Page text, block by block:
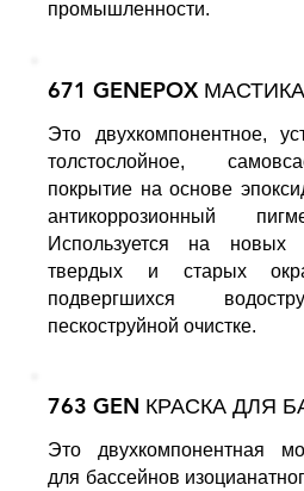
промышленности.
671 GENEPOX МАСТИКА
Это двухкомпонентное,
толстослойное,
покрытие на основе
антикоррозионный
Используется на новых
твердых и старых
подвергшихся
пескоструйной очистке.
763 GEN КРАСКА ДЛЯ
Это двухкомпонентная
для бассейнов